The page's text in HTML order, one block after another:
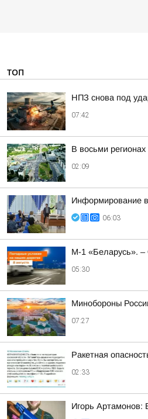
ТОП
НПЗ снова под
07:42
В восьми
02:09
Информирование
06:03
М-1 «Беларусь». –
05:30
Минобороны
07:27
Ракетная
02:33
Игорь Артамонов: